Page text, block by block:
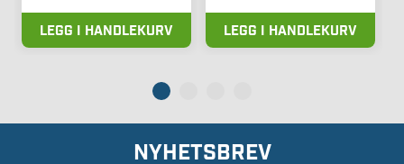
LEGG I HANDLEKURV LEGG I HANDLEKURV
NYHETSBREV